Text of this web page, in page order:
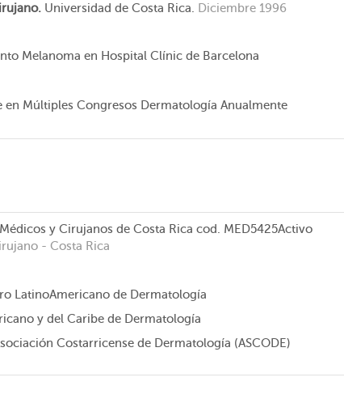
Universidad de Costa Rica. Diciembre 1996
Melanoma en Hospital Clínic de Barcelona
en Múltiples Congresos Dermatología Anualmente
y Cirujanos de Costa Rica cod. MED5425Activo
- Costa Rica
LatinoAmericano de Dermatología
y del Caribe de Dermatología
Costarricense de Dermatología (ASCODE)